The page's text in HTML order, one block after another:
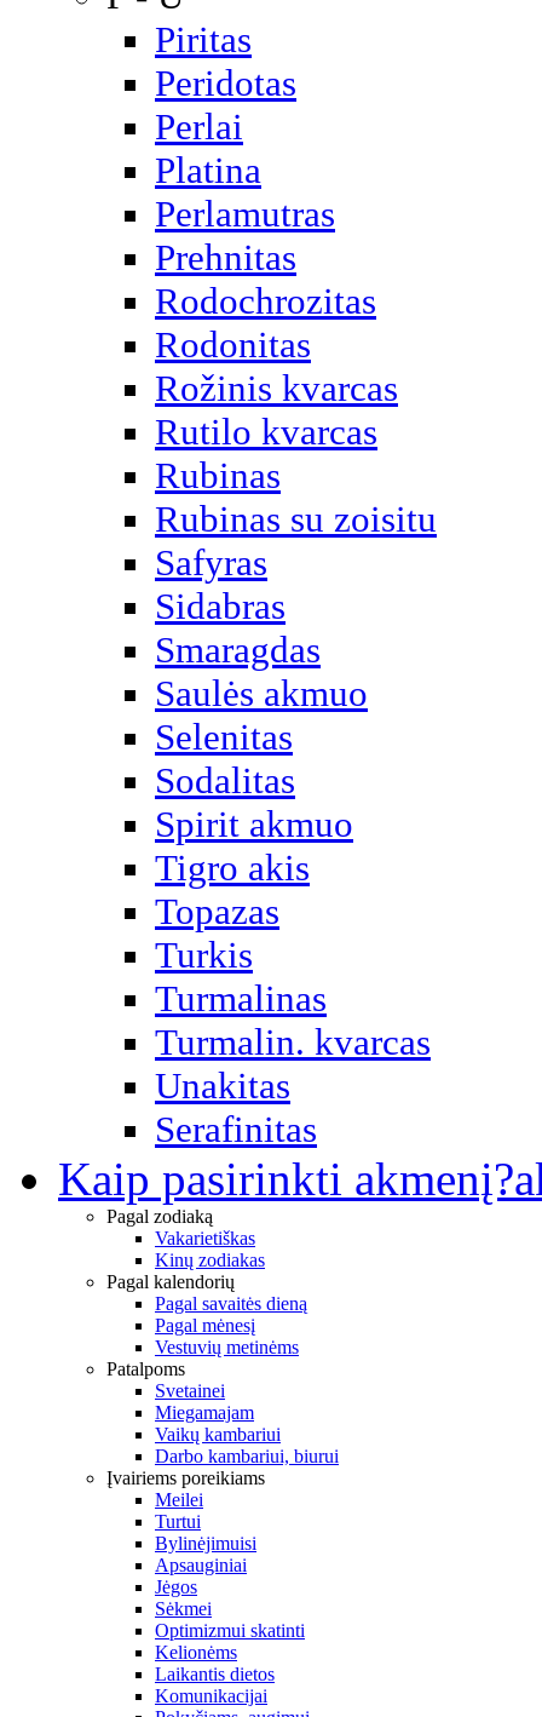
Piritas
Peridotas
Perlai
Platina
Perlamutras
Prehnitas
Rodochrozitas
Rodonitas
Rožinis kvarcas
Rutilo kvarcas
Rubinas
Rubinas su zoisitu
Safyras
Sidabras
Smaragdas
Saulės akmuo
Selenitas
Sodalitas
Spirit akmuo
Tigro akis
Topazas
Turkis
Turmalinas
Turmalin. kvarcas
Unakitas
Serafinitas
Kaip pasirinkti akmenį?
Pagal zodiaką
Vakarietiškas
Kinų zodiakas
Pagal kalendorių
Pagal savaitės dieną
Pagal mėnesį
Vestuvių metinėms
Patalpoms
Svetainei
Miegamajam
Vaikų kambariui
Darbo kambariui, biurui
Įvairiems poreikiams
Meilei
Turtui
Bylinėjimuisi
Apsauginiai
Jėgos
Sėkmei
Optimizmui skatinti
Kelionėms
Laikantis dietos
Komunikacijai